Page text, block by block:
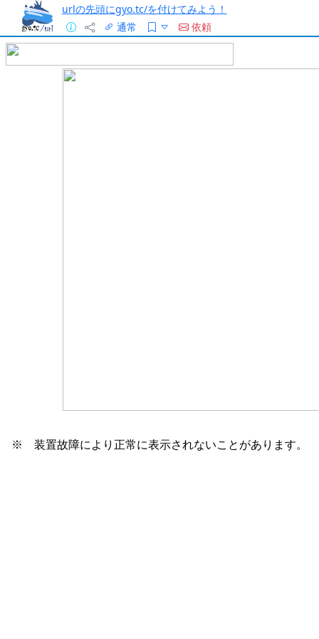
urlの先頭にgyo.tc/を付けてみよう！
通常
依頼